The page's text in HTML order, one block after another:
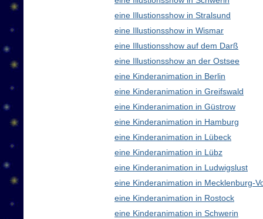
eine Illustionsshow in Stralsund
eine Illustionsshow in Wismar
eine Illustionsshow auf dem Darß
eine Illustionsshow an der Ostsee
eine Kinderanimation in Berlin
eine Kinderanimation in Greifswald
eine Kinderanimation in Güstrow
eine Kinderanimation in Hamburg
eine Kinderanimation in Lübeck
eine Kinderanimation in Lübz
eine Kinderanimation in Ludwigslust
eine Kinderanimation in Mecklenburg-
eine Kinderanimation in Rostock
eine Kinderanimation in Schwerin